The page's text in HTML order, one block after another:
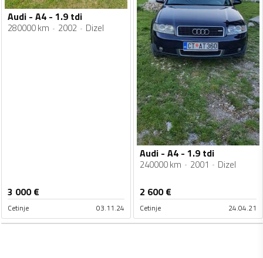
Audi - A4 - 1.9 tdi
280000 km 2002 Dizel
3 000€
Cetinje 03.11.24
Audi - A4 - 1.9 tdi
240000 km 2001 Dizel
2 600€
Cetinje 24.04.21